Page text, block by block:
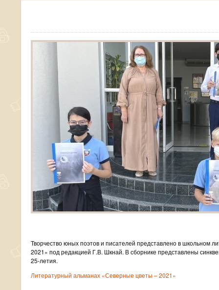
Творчество юных поэтов и писателей представлено в школьном
2021» под редакцией Г.В. Шкнай. В сборнике представлены
25-летия.
Литературный альманах «Северные цветы – 2021»